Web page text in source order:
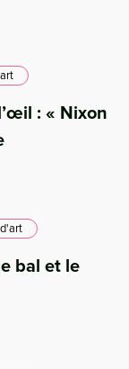
: « Nixon
bal et le